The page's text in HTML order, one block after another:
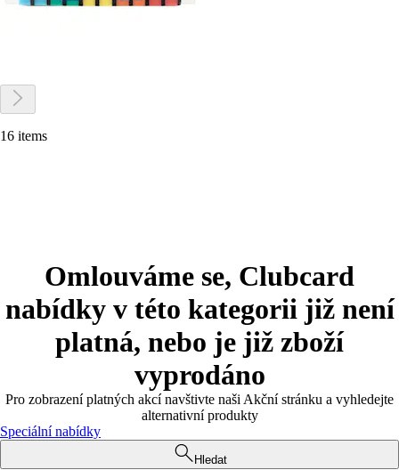
16 items
Omlouváme se, Clubcard
nabídky v této kategorii již není
platná, nebo je již zboží
vyprodáno
Pro zobrazení platných akcí navštivte naši Akční stránku a vyhledejte
alternativní produkty
Speciální nabídky
Hledat